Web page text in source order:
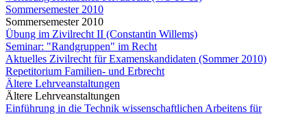
Sommersemester 2010
Sommersemester 2010
Übung im Zivilrecht II (Constantin Willems)
Seminar: "Randgruppen" im Recht
Aktuelles Zivilrecht für Examenskandidaten (Sommer 2010)
Repetitorium Familien- und Erbrecht
Ältere Lehrveanstaltungen
Ältere Lehrveanstaltungen
Einführung in die Technik wissenschaftlichen Arbeitens für